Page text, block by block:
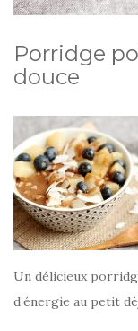
Porridge
douce
Un délicieux
d’énergie au petit